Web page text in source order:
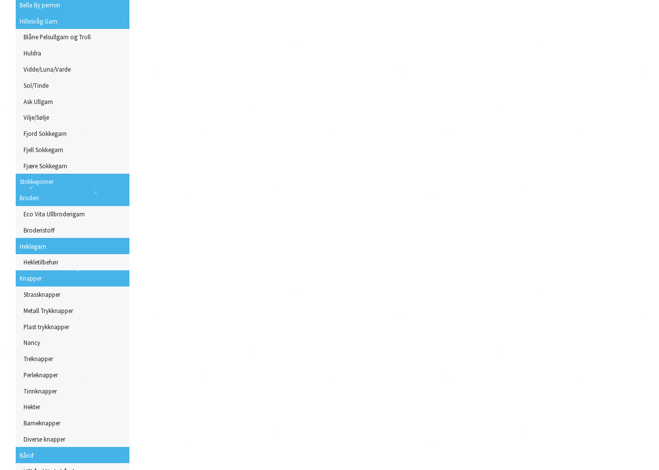
Bella By permin
Hillesvåg Garn
Blåne Pelsullgarn og Troll
Huldra
Vidde/Luna/Varde
Sol/Tinde
Ask Ullgarn
Vilje/Sølje
Fjord Sokkegarn
Fjell Sokkegarn
Fjære Sokkegarn
Strikkepinner
Broderi
Eco Vita Ullbroderigarn
Broderistoff
Heklegarn
Hekletilbehør
Knapper
Strassknapper
Metall Trykknapper
Plast trykknapper
Nancy
Treknapper
Perleknapper
Tinnknapper
Hekter
Barneknapper
Diverse knapper
Bånd